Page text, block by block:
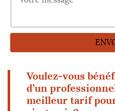
Voulez-vous
d’un
meilleur tarif